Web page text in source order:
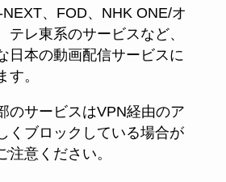
、FOD、NHK ONE/オ
テレ東系のサービスなど、
日本の動画配信サービスに
す。
のサービスはVPN経由のア
くブロックしている場合が
注意ください。